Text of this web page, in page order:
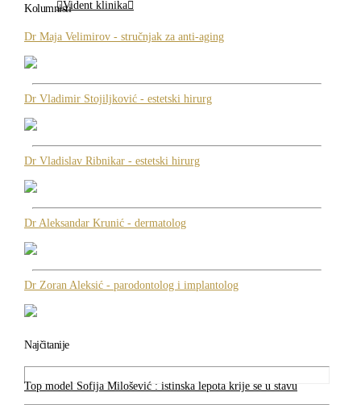
Vident klinika
Kolumnisti
Dr Maja Velimirov - stručnjak za anti-aging
Dr Vladimir Stojiljković - estetski hirurg
Dr Vladislav Ribnikar - estetski hirurg
Dr Aleksandar Krunić - dermatolog
Dr Zoran Aleksić - parodontolog i implantolog
Najčitanije
Top model Sofija Milošević : istinska lepota krije se u stavu